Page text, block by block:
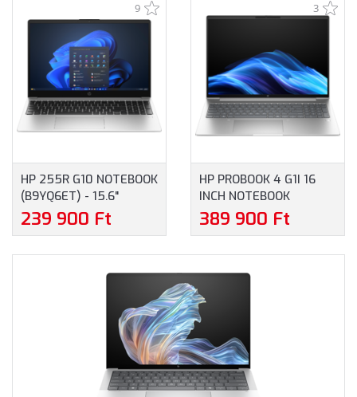
WINDOWS 11 HOME, 3
ÉV GARANCIA, EZÜST
SZÍNBEN
OPERÁCIÓS RENDSZER
EZÜSTSZÜRKE SZÍNBEN
9
HP 255R G10 NOTEBOOK
(B9YQ6ET) - 15.6"
FULLHD, AMD RYZEN 5-
7535U, 16GB RAM,
WINDOWS 11 HOME, 3
EZÜSTSZÜRKE SZÍNBEN
239 900 Ft
3
HP PROBOOK 4 G1I 16
INCH NOTEBOOK
(B9YX5ET) - 16.0"
WUXGA, INTEL CORE
MAGYAR BILLENTYŰZET,
WINDOWS 11
PROFESSIONAL, 3 ÉV
SZÍNBEN
389 900 Ft